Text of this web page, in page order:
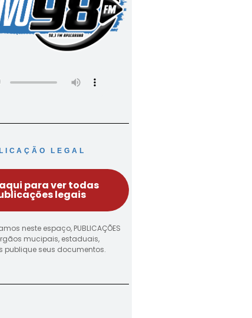
LEGAL
para ver todas
legais
neste espaço, PUBLICAÇÕES
mucipais, estaduais,
publique seus documentos.